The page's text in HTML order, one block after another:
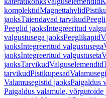
komplektidMagnettahvlid
jaoksTäiendavad tarvikud
Peeglid jaoksIntegreeritud
valgustusega jaoksPeeglikapid
jaoksIntegreeritud valgustusega
jaoksIntegreeritud valgustuseta
jaoksTarvikudValguselemendid
tarvikudPistikupesad
Valamusegistid jaoksPaigaldus
Paigaldus valamule, võrgutoide